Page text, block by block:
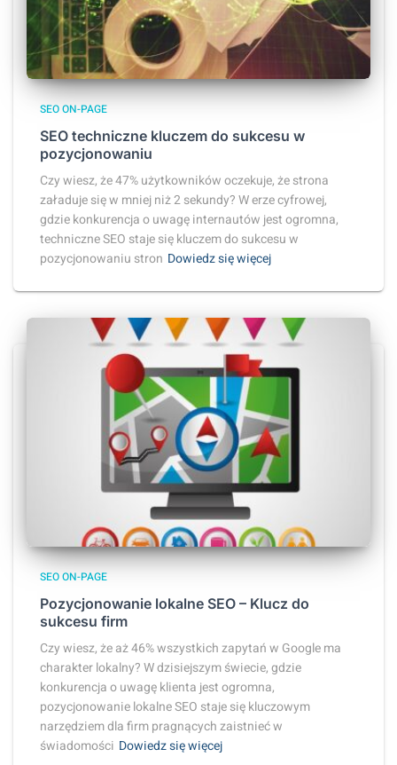
SEO ON-PAGE
SEO techniczne kluczem do sukcesu w
pozycjonowaniu
Czy wiesz, że 47% użytkowników oczekuje, że strona
załaduje się w mniej niż 2 sekundy? W erze cyfrowej,
gdzie konkurencja o uwagę internautów jest ogromna,
techniczne SEO staje się kluczem do sukcesu w
pozycjonowaniu stron Dowiedz się więcej
SEO ON-PAGE
Pozycjonowanie lokalne SEO – Klucz do
sukcesu firm
Czy wiesz, że aż 46% wszystkich zapytań w Google ma
charakter lokalny? W dzisiejszym świecie, gdzie
konkurencja o uwagę klienta jest ogromna,
pozycjonowanie lokalne SEO staje się kluczowym
narzędziem dla firm pragnących zaistnieć w
świadomości Dowiedz się więcej